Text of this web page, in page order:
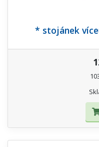
* stojánek